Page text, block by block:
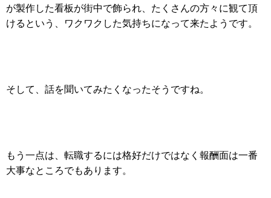
が製作した看板が街中で飾られ、たくさんの方々に観て頂
けるという、ワクワクした気持ちになって来たようです。
そして、話を聞いてみたくなったそうですね。
もう一点は、転職するには格好だけではなく報酬面は一番
大事なところでもあります。